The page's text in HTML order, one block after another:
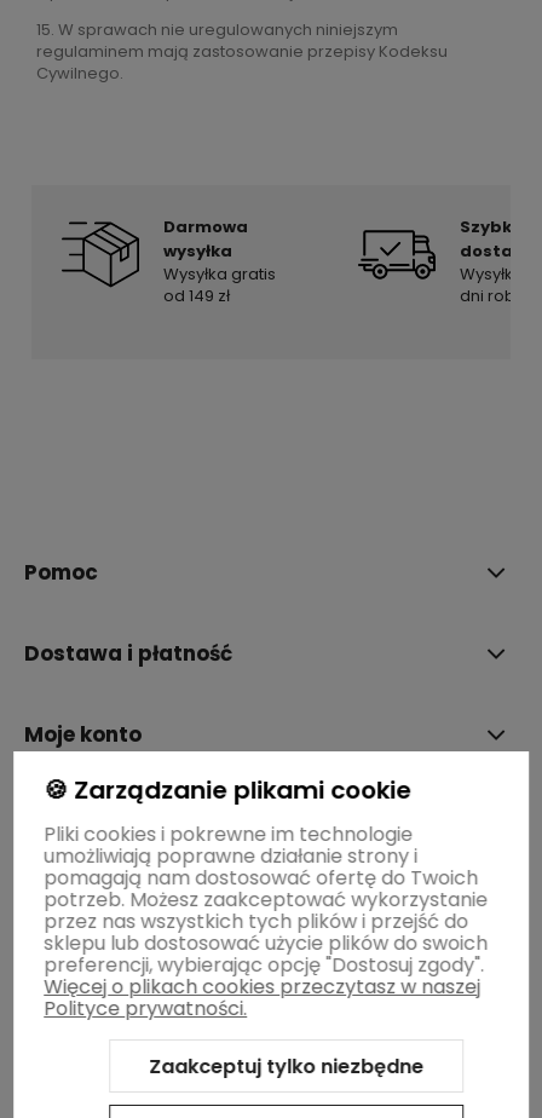
15. W sprawach nie uregulowanych niniejszym
regulaminem mają zastosowanie przepisy Kodeksu
Cywilnego.
Darmowa
wysyłka
Wysyłka gratis
od 149 zł
Szybka
dostawa
Wysyłka
dni
Pomoc
Dostawa i płatność
Moje konto
O firmie
Sklep internetowy Shoper.pl Szablon Shoper Modern 3.0™
🍪 Zarządzanie plikami cookie
Pliki cookies i pokrewne im technologie
umożliwiają poprawne działanie strony i
pomagają nam dostosować ofertę do Twoich
potrzeb. Możesz zaakceptować wykorzystanie
przez nas wszystkich tych plików i przejść do
sklepu lub dostosować użycie plików do swoich
preferencji, wybierając opcję "Dostosuj zgody".
Więcej o plikach cookies przeczytasz w naszej
Polityce prywatności.
Zaakceptuj tylko niezbędne